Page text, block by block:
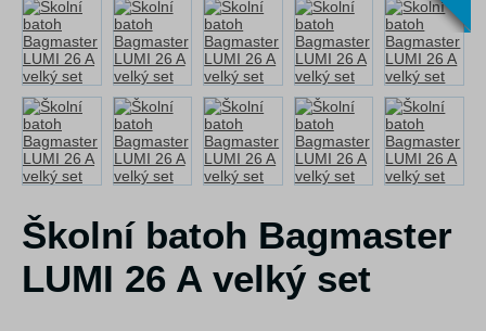
Školní batoh Bagmaster
LUMI 26 A velký set